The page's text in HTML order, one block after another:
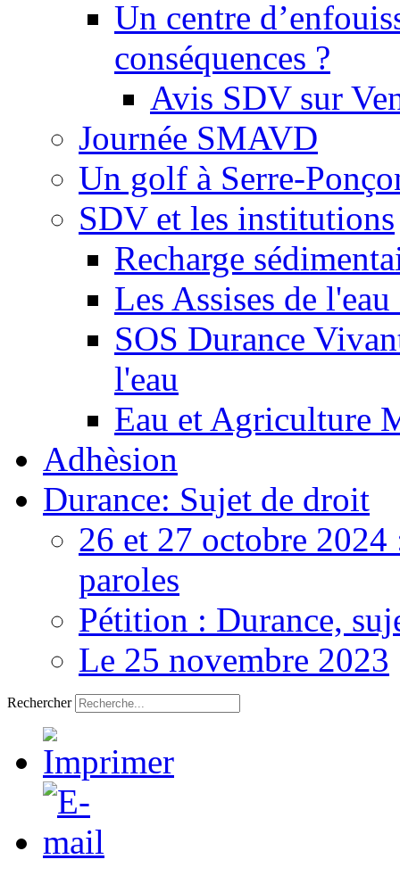
Un centre
conséquences ?
Avis SDV sur
Journée SMAVD
Un golf à Serre-
SDV et les institutions
Recharge
Les Assises de
SOS Durance
l'eau
Eau et Agriculture
Adhèsion
Durance: Sujet de droit
26 et 27 octobre 2024
paroles
Pétition : Durance,
Le 25 novembre 2023
Rechercher